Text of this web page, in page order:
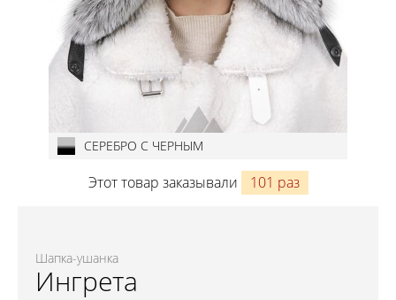
СЕРЕБРО С ЧЕРНЫМ
Этот товар заказывали 101 раз
Шапка-ушанка
Ингрета